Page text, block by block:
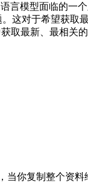
言模型面临的
这对于希望获
最新、最相关
你复制整个资